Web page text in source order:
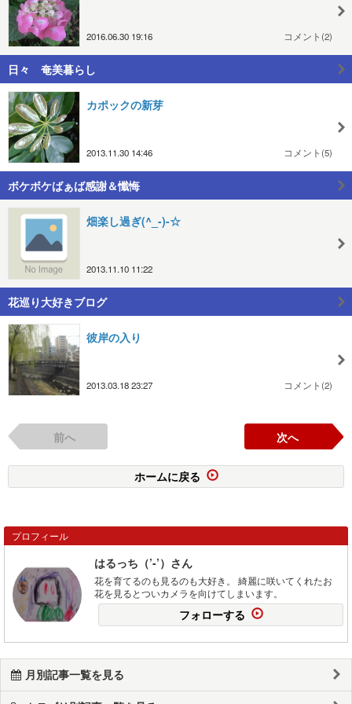
2016.06.30 19:16 コメント(2)
日々 奄美暮らし
カポックの新芽
2013.11.30 14:46 コメント(5)
ボケボケばぁば感謝＆懺悔
畑楽し過ぎ(^_-)-☆
2013.11.10 11:22
花巡り大好きブログ
彼岸の入り
2013.03.18 23:27 コメント(2)
前へ 次へ
ホームに戻る
プロフィール
はるっち（’-’）さん
花を育てるのも見るのも大好き。 綺麗に咲いてくれたお
花を見るとついカメラを向けてしまいます。
フォローする
月別記事一覧を見る